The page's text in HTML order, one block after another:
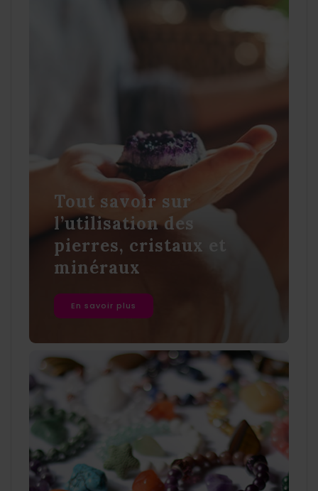
Tout savoir sur
l’utilisation des
pierres, cristaux et
minéraux
En savoir plus